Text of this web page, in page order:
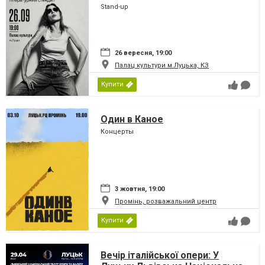
Stand-up
26 вересня, 19:00
Палац культури м.Луцька, КЗ
Купити
Один в Каное
Концерты
3 жовтня, 19:00
Промінь, розважальний центр
Купити
Вечір італійської опери: У